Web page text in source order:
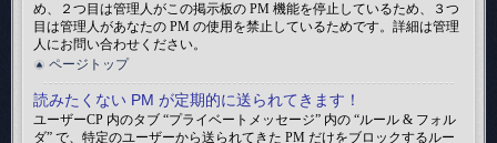
め、２つ目は管理人がこの掲示板の PM 機能を停止しているため、３つ
目は管理人があなたの PM の使用を禁止しているためです。詳細は管理
人にお問い合わせください。
ページトップ
読みたくない PM が定期的に送られてきます！
ユーザーCP 内のタブ “プライベートメッセージ” 内の “ルール & フォル
ダ” で、特定のユーザーから送られてきた PM だけをブロックするルー